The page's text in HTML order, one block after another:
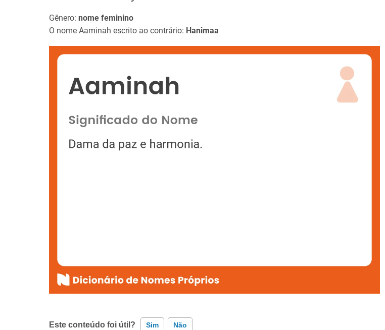
Gênero: nome feminino
O nome Aaminah escrito ao contrário: Hanimaa
Este conteúdo foi útil? Sim Não